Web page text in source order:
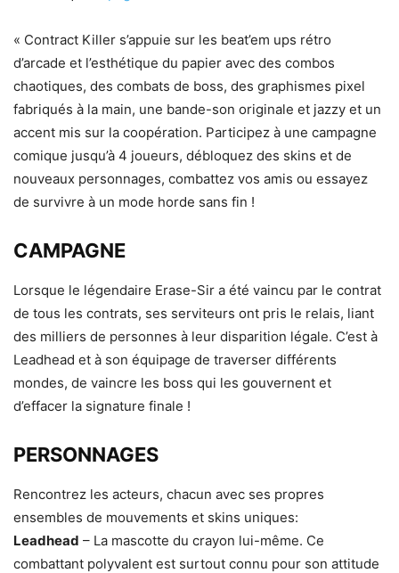
« Contract Killer s’appuie sur les beat’em ups rétro
d’arcade et l’esthétique du papier avec des combos
chaotiques, des combats de boss, des graphismes pixel
fabriqués à la main, une bande-son originale et jazzy et un
accent mis sur la coopération. Participez à une campagne
comique jusqu’à 4 joueurs, débloquez des skins et de
nouveaux personnages, combattez vos amis ou essayez
de survivre à un mode horde sans fin !
CAMPAGNE
Lorsque le légendaire Erase-Sir a été vaincu par le contrat
de tous les contrats, ses serviteurs ont pris le relais, liant
des milliers de personnes à leur disparition légale. C’est à
Leadhead et à son équipage de traverser différents
mondes, de vaincre les boss qui les gouvernent et
d’effacer la signature finale !
PERSONNAGES
Rencontrez les acteurs, chacun avec ses propres
ensembles de mouvements et skins uniques:
Leadhead – La mascotte du crayon lui-même. Ce
combattant polyvalent est surtout connu pour son attitude